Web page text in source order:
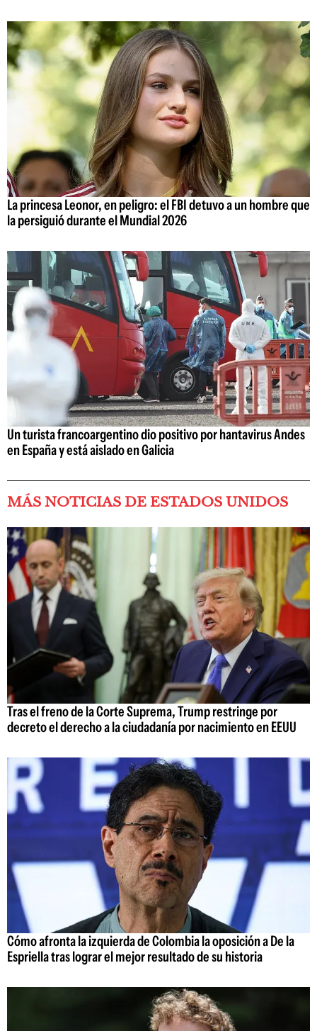
La princesa Leonor, en peligro: el FBI detuvo a un hombre que
la persiguió durante el Mundial 2026
Un turista francoargentino dio positivo por hantavirus Andes
en España y está aislado en Galicia
MÁS NOTICIAS DE ESTADOS UNIDOS
Tras el freno de la Corte Suprema, Trump restringe por
decreto el derecho a la ciudadanía por nacimiento en EEUU
Cómo afronta la izquierda de Colombia la oposición a De la
Espriella tras lograr el mejor resultado de su historia